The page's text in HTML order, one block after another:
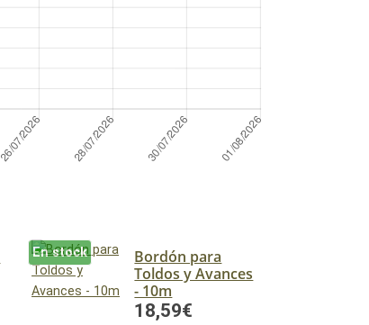
En stock
Bordón para
Toldos y Avances
- 10m
18,59€